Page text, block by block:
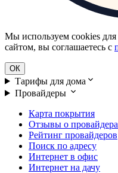
Мы используем cookies для
сайтом, вы соглашаетесь с
ОК
Тарифы для дома
Провайдеры
Карта покрытия
Отзывы о
Рейтинг провайдеров
Поиск по адресу
Интернет в офис
Интернет на дачу